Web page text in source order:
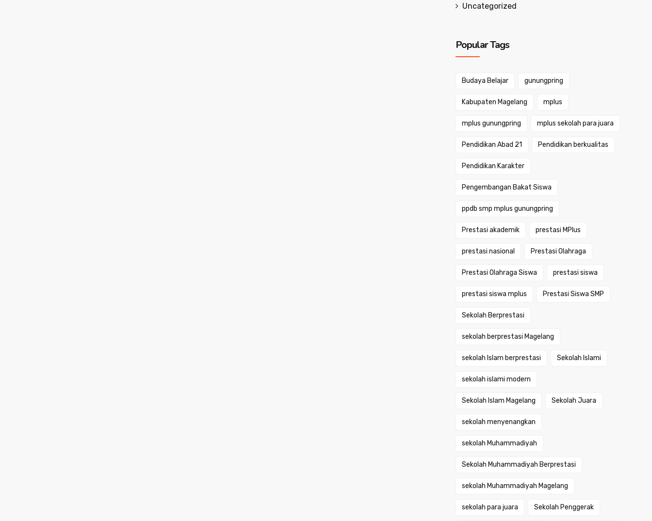
Uncategorized
Popular Tags
Budaya Belajar gunungpring
Kabupaten Magelang mplus
mplus gunungpring mplus sekolah para juara
Pendidikan Abad 21 Pendidikan berkualitas
Pendidikan Karakter
Pengembangan Bakat Siswa
ppdb smp mplus gunungpring
Prestasi akademik prestasi MPlus
prestasi nasional Prestasi Olahraga
Prestasi Olahraga Siswa prestasi siswa
prestasi siswa mplus Prestasi Siswa SMP
Sekolah Berprestasi
sekolah berprestasi Magelang
sekolah Islam berprestasi Sekolah Islami
sekolah islami modern
Sekolah Islam Magelang Sekolah Juara
sekolah menyenangkan
sekolah Muhammadiyah
Sekolah Muhammadiyah Berprestasi
sekolah Muhammadiyah Magelang
sekolah para juara Sekolah Penggerak